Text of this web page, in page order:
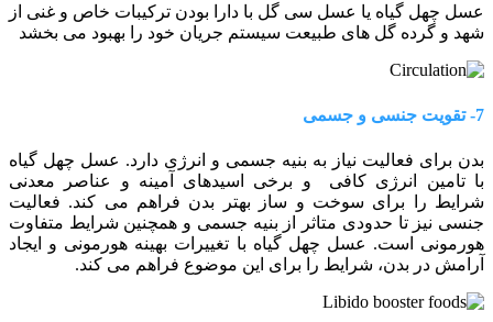
عسل چهل گیاه یا عسل سی گل با دارا بودن ترکیبات خاص و غنی از
شهد و گرده گل های طبیعت سیستم جریان خود را بهبود می بخشد
7- تقویت جنسی و جسمی
بدن برای فعالیت نیاز به بنیه جسمی و انرژی دارد. عسل چهل گیاه
با تامین انرژی کافی و برخی اسیدهای آمینه و عناصر معدنی
شرایط را برای سوخت و ساز بهتر بدن فراهم می کند. فعالیت
جنسی نیز تا حدودی متاثر از بنیه جسمی و همچنین شرایط متفاوت
هورمونی است. عسل چهل گیاه با تغییرات بهینه هورمونی و ایجاد
آرامش در بدن، شرایط را برای این موضوع فراهم می کند.